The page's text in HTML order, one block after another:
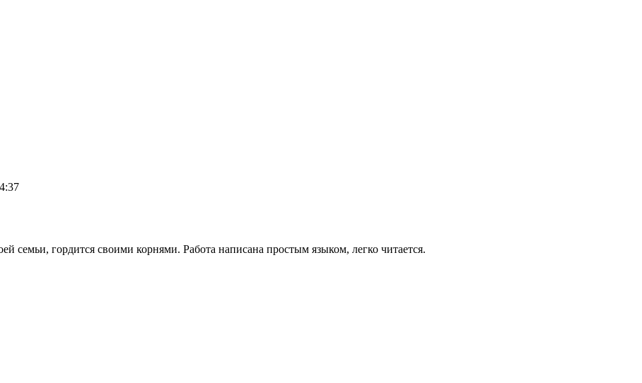
семьи, гордится своими корнями. Работа написана простым языком, легко читается.